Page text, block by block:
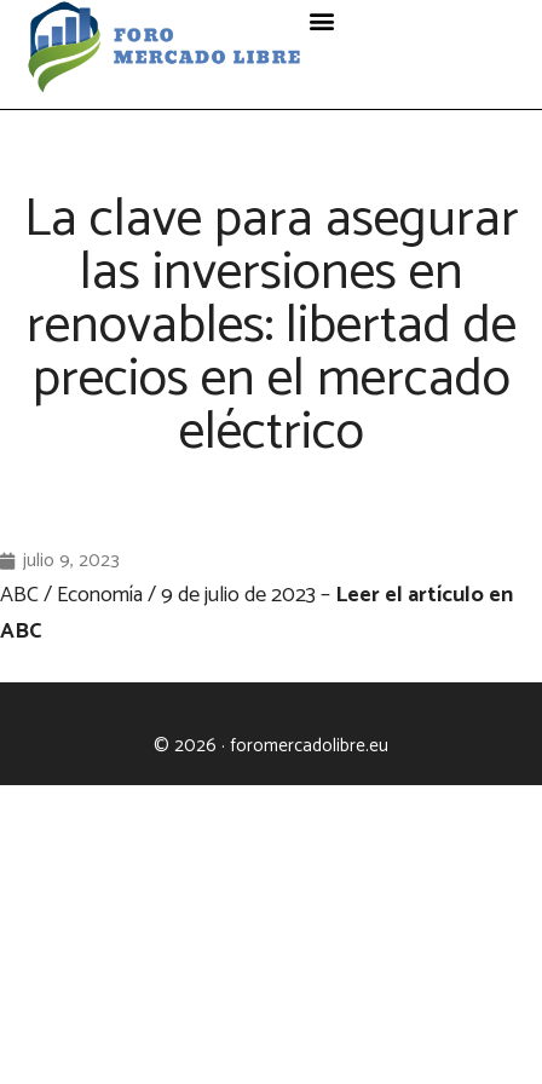
La clave para asegurar
las inversiones en
renovables: libertad de
precios en el mercado
eléctrico
julio 9, 2023
ABC / Economía /9 de julio de 2023 – Leer el artículo en
ABC
© 2026 · foromercadolibre.eu